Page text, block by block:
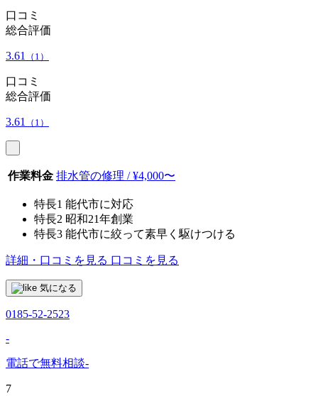
口コミ
総合評価
3.61 （1）
口コミ
総合評価
3.61 （1）
作業料金 排水管の修理 / ¥4,000〜
特長1 能代市に対応
特長2 昭和21年創業
特長3 能代市に絞って素早く駆けつける
詳細・口コミを見る 口コミを見る
気になる
0185-52-2523
-
電話で無料相談-
7